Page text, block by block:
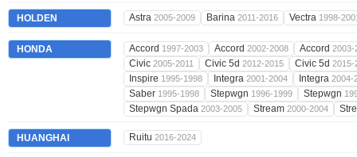
HOLDEN Astra 2005-2009 Barina 2011-2016 Vectra 1998-
HONDA Accord 1997-2003 Accord 2002-2008 Accord 2003-
Civic 2005-2011 Civic 5d 2012-2015 Civic 5d 2015-
Inspire 1995-1998 Integra 2001-2004 Integra 2004-
Saber 1995-1998 Stepwgn 1996-1999 Stepwgn
Stepwgn Spada 2003-2005 Stream 2000-2004
HUANGHAI Ruitu 2016-2024